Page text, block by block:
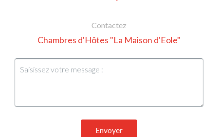
Contactez
Chambres d'Hôtes "La Maison d'Eole"
Envoyer